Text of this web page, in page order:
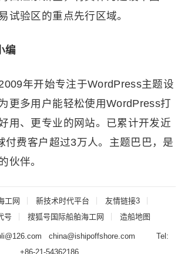
试验区的重点先行区域。
编
年开始专注于WordPress主题设
更多用户能轻松使用WordPress打
用、更专业的网站。已累计开发近
付费客户超过3万人。主题巴巴，是
伙伴。
工网 新技术时代平台
友情链接3
号
搜狐号国际船舶海工网 造船地图
china@ishipoffshore.com Tel:
+86-21-54362186